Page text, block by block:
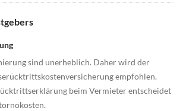
sind unerheblich. Daher wird der
empfohlen.
beim Vermieter entscheidet